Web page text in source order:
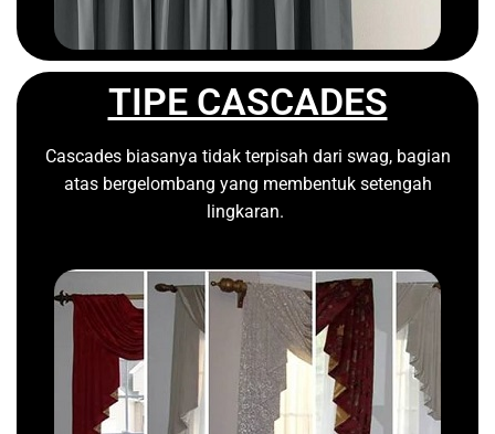
TIPE CASCADES
Cascades biasanya tidak terpisah dari swag, bagian
atas bergelombang yang membentuk setengah
lingkaran.